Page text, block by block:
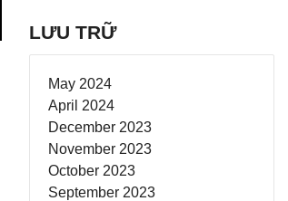
LƯU TRỮ
May 2024
April 2024
December 2023
November 2023
October 2023
September 2023